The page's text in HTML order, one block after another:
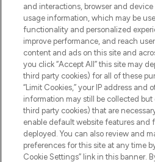
and interactions, browser and
usage information, which may be
functionality and personalized
improve performance, and reach
content and ads on this site and
you click “Accept All” this site may
third party cookies) for all of these
“Limit Cookies,” your IP address and
information may still be collected
third party cookies) that are
enable default website features and
deployed. You can also review and
preferences for this site at any time
Cookie Settings” link in this banner.